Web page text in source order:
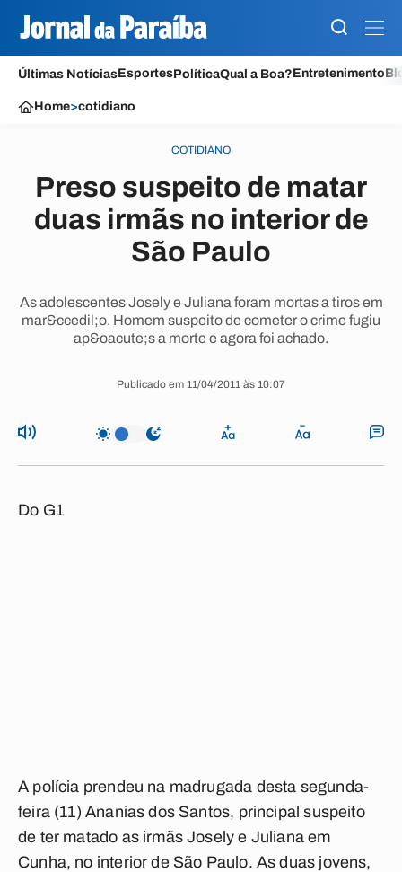
Últimas NotíciasEsportesPolíticaQual a Boa?Entretenimento
Home>cotidiano
COTIDIANO
Preso suspeito de matar
duas irmãs no interior de
São Paulo
As adolescentes Josely e Juliana foram mortas a tiros em
mar&ccedil;o. Homem suspeito de cometer o crime fugiu
ap&oacute;s a morte e agora foi achado.
Publicado em 11/04/2011 às 10:07
Do G1
A polícia prendeu na madrugada desta segunda-
feira (11) Ananias dos Santos, principal suspeito
de ter matado as irmãs Josely e Juliana em
Cunha, no interior de São Paulo. As duas jovens,